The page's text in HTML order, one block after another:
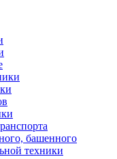
башенного
техники